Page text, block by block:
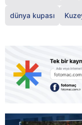
dünya kupası